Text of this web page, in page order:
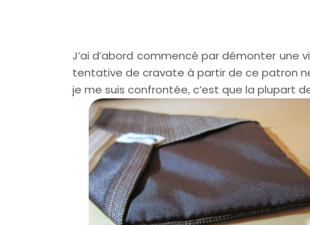
J’ai d’abord commencé par démonter une
tentative de cravate à partir de ce patron
je me suis confrontée, c’est que la plupart